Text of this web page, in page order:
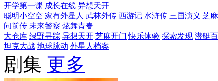
开学第一课 成长在线 异想天开
聪明小空空 家有外星人 武林外传 西游记 水浒传 三国演义 芝
问前传 未来警察 炫舞青春
大仓库 绿野寻踪 异想天开 芝麻开门 快乐体验 探索发现 潜艇
坦克大战 地球脉动 外星人档案
剧集 更多